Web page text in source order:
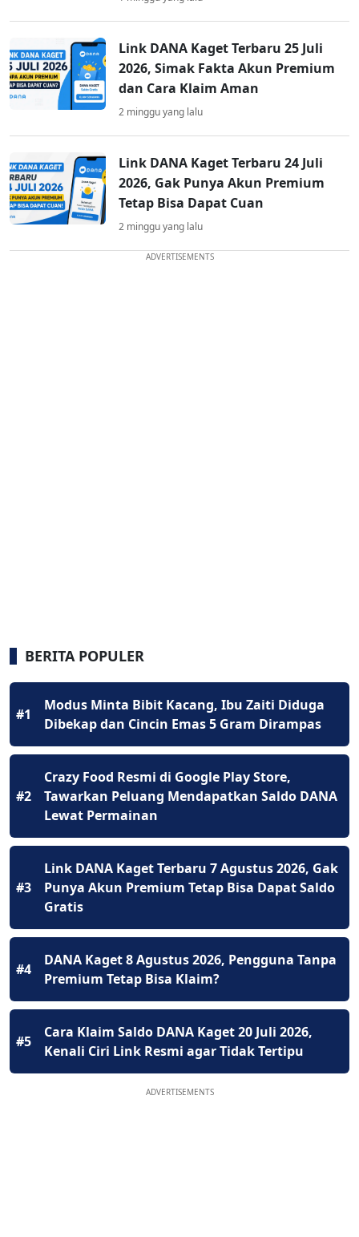
Link DANA Kaget Terbaru 25 Juli
2026, Simak Fakta Akun Premium
dan Cara Klaim Aman
2 minggu yang lalu
Link DANA Kaget Terbaru 24 Juli
2026, Gak Punya Akun Premium
Tetap Bisa Dapat Cuan
2 minggu yang lalu
ADVERTISEMENTS
BERITA POPULER
#1
Modus Minta Bibit Kacang, Ibu Zaiti Diduga
Dibekap dan Cincin Emas 5 Gram Dirampas
#2
Crazy Food Resmi di Google Play Store,
Tawarkan Peluang Mendapatkan Saldo DANA
Lewat Permainan
#3
Link DANA Kaget Terbaru 7 Agustus 2026, Gak
Punya Akun Premium Tetap Bisa Dapat Saldo
Gratis
#4
DANA Kaget 8 Agustus 2026, Pengguna Tanpa
Premium Tetap Bisa Klaim?
#5
Cara Klaim Saldo DANA Kaget 20 Juli 2026,
Kenali Ciri Link Resmi agar Tidak Tertipu
ADVERTISEMENTS